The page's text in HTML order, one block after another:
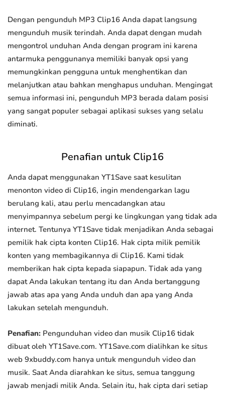
Dengan pengunduh MP3 Clip16 Anda dapat langsung
mengunduh musik terindah. Anda dapat dengan mudah
mengontrol unduhan Anda dengan program ini karena
antarmuka penggunanya memiliki banyak opsi yang
memungkinkan pengguna untuk menghentikan dan
melanjutkan atau bahkan menghapus unduhan. Mengingat
semua informasi ini, pengunduh MP3 berada dalam posisi
yang sangat populer sebagai aplikasi sukses yang selalu
diminati.
Penafian untuk Clip16
Anda dapat menggunakan YT1Save saat kesulitan
menonton video di Clip16, ingin mendengarkan lagu
berulang kali, atau perlu mencadangkan atau
menyimpannya sebelum pergi ke lingkungan yang tidak ada
internet. Tentunya YT1Save tidak menjadikan Anda sebagai
pemilik hak cipta konten Clip16. Hak cipta milik pemilik
konten yang membagikannya di Clip16. Kami tidak
memberikan hak cipta kepada siapapun. Tidak ada yang
dapat Anda lakukan tentang itu dan Anda bertanggung
jawab atas apa yang Anda unduh dan apa yang Anda
lakukan setelah mengunduh.
Penafian: Pengunduhan video dan musik Clip16 tidak
dibuat oleh YT1Save.com. YT1Save.com dialihkan ke situs
web 9xbuddy.com hanya untuk mengunduh video dan
musik. Saat Anda diarahkan ke situs, semua tanggung
jawab menjadi milik Anda. Selain itu, hak cipta dari setiap